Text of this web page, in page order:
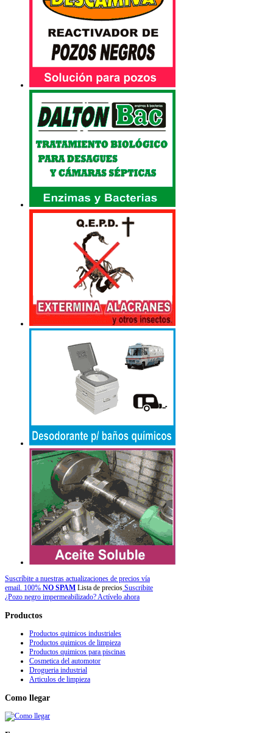
Suscríbite a nuestras actualizaciones de precios vía
email. 100% NO SPAM Lista de precios Suscribite
¿Pozo negro impermeabilizado? Actívelo ahora
Productos
Productos quimicos industriales
Productos quimicos de limpieza
Productos quimicos para piscinas
Cosmetica del automotor
Drogueria industrial
Articulos de limpieza
Como llegar